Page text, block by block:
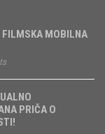
FILMSKA MOBILNA
PRIČA O